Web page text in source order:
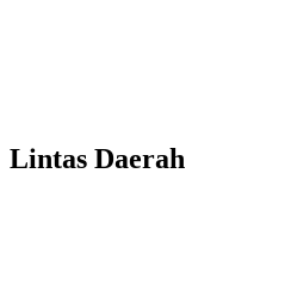
Lintas Daerah